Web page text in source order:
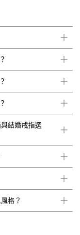
結婚戒指選
格？